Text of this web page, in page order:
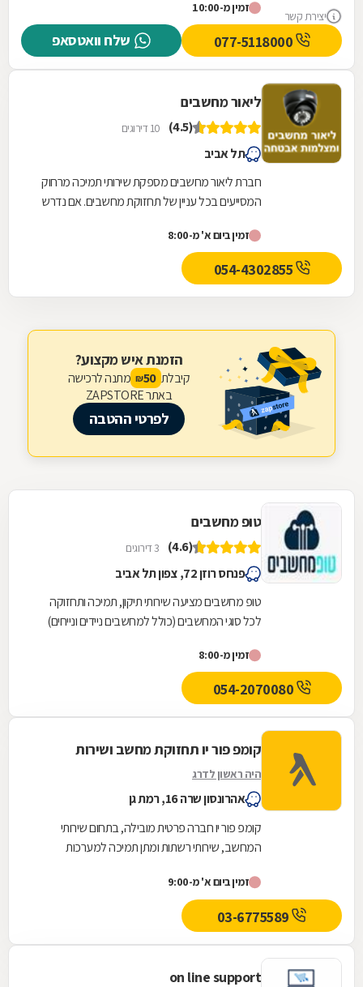
יצירת קשר
זמין מ-10:00
שלח וואטסאפ
ליאור מחשבים
(4.5) 10 דירוגים
תל אביב
חברת ליאור מחשבים מספקת שירותי תמיכה מרחוק
המסייעים בכל עניין של תחזוקת מחשבים. אם נדרש
המצויד...
זמין ביום א' מ-8:00
הזמנת איש מקצוע?
קיבלת 50
₪ מתנה לרכישה
באתר ZAPSTORE
לפרטי ההטבה
טופ מחשבים
(4.6) 3 דירוגים
פנחס רוזן 72, צפון תל אביב
טופ מחשבים מציעה שירותי תיקון, תמיכה ותחזוקה
לכל סוגי המחשבים (כולל למחשבים ניידים ונייחים)
זמין מ-8:00
קומפ פור יו תחזוקת מחשב ושירות
היה ראשון לדרג
אהרונסון שרה 16, רמת גן
קומפ פור יו חברה פרטית מובילה, בתחום שירותי
המחשב, שירותי רשתות ומתן תמיכה למערכות
זמין ביום א' מ-9:00
03-6775589
on line support